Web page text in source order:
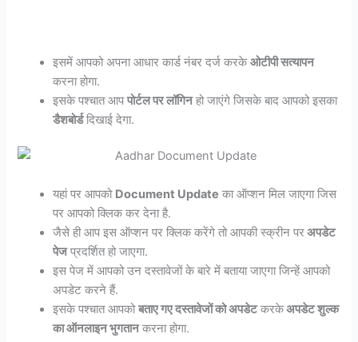
इसमें आपको अपना आधार कार्ड नंबर दर्ज करकेओटीपी सत्यापन
करना होगा.
इसके पश्चात आपपोर्टल पर लॉगिनहो जाएंगे जिसके बाद आपको इसका
डैशबोर्डदिखाई देगा.
यहां पर आपको Document Update का ऑप्शन मिल जाएगा जिस
पर आपको क्लिक कर देना है.
जैसे ही आप इस ऑप्शन पर क्लिक करेंगे तो आपकी स्क्रीन परअपडेट
पेजप्रदर्शित हो जाएगा.
इस पेज में आपको उन दस्तावेजों के बारे में बताया जाएगा जिन्हें आपको
अपडेट करने हैं.
इसके पश्चात आपकोबताए गए दस्तावेजों को अपडेटकरकेअपडेट शुल्क
का ऑनलाइन भुगतानकरना होगा.